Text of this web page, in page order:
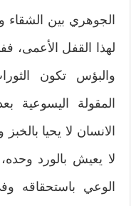
الجوهري بين
لهذا القفل الأعمى،
والبؤس تكون
المقولة
الانسان لا يحيا
لا يعيش بالورد
الوعي باستحقاقه